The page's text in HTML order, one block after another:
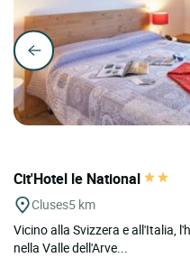
Cit'Hotel le National
Cluses5 km
Vicino alla Svizzera e all'Italia,
nella Valle dell'Arve...